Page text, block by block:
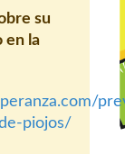
su
en la
piojos/